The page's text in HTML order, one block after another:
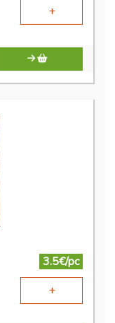
+
3.5€/pc
+